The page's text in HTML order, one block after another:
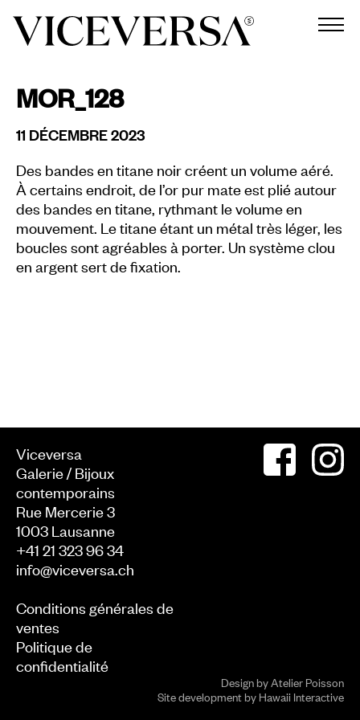
MOR_128
11 DÉCEMBRE 2023
Des bandes en titane noir créent un volume aéré.
À certains endroit, de l’or pur mate est plié autour
des bandes en titane, rythmant le volume en
mouvement. Le titane étant un métal très léger, les
boucles sont agréables à porter. Un système clou
en argent sert de fixation.
Viceversa
Galerie / Bijoux
contemporains
Rue Mercerie 3
1003 Lausanne
+41 21 323 96 34
info@viceversa.ch
Conditions générales de
ventes
Politique de
confidentialité
Design byAtelier Poisson
Site development byHawaii Interactive